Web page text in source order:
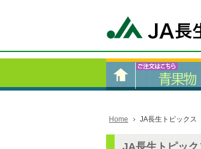
Home JA長生トピックス
JA長生トピック